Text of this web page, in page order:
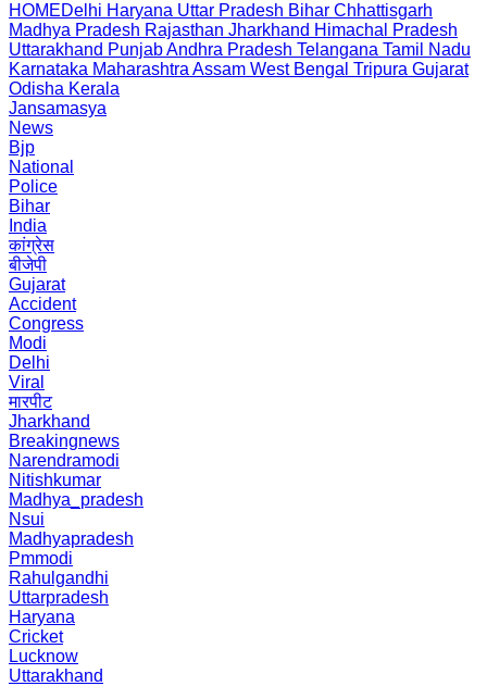
HOMEDelhi Haryana Uttar Pradesh Bihar Chhattisgarh
Madhya Pradesh Rajasthan Jharkhand Himachal Pradesh
Uttarakhand PunjabAndhra Pradesh Telangana Tamil Nadu
Karnataka Maharashtra Assam West Bengal Tripura Gujarat
Odisha Kerala
Jansamasya
News
Bjp
National
Police
Bihar
India
कांग्रेस
बीजेपी
Gujarat
Accident
Congress
Modi
Delhi
Viral
मारपीट
Jharkhand
Breakingnews
Narendramodi
Nitishkumar
Madhya_pradesh
Nsui
Madhyapradesh
Pmmodi
Rahulgandhi
Uttarpradesh
Haryana
Cricket
Lucknow
Uttarakhand